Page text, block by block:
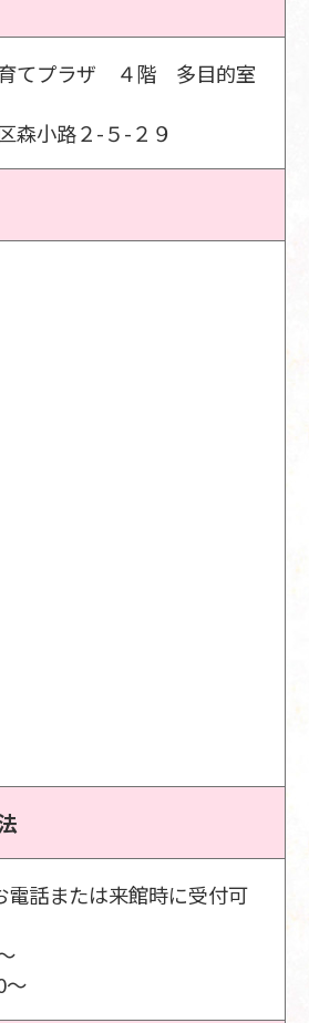
てプラザ ４階 多目的室
森小路２-５-２９
電話または来館時に受付可